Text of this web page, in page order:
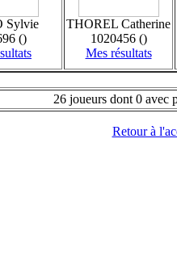
Sylvie
()
THOREL Catherine
1020456 ()
Mes résultats
26 joueurs dont 0 avec
Retour à